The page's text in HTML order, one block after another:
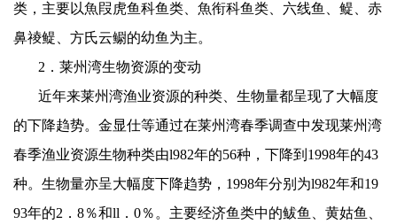
类，主要以魚叚虎鱼科鱼类、魚衔科鱼类、六线鱼、鳀、赤
鼻祾鳀、方氏云鳚的幼鱼为主。
2 ．莱州湾生物资源的变动
近年来莱州湾渔业资源的种类、生物量都呈现了大幅度
的下降趋势。金显仕等通过在莱州湾春季调查中发现莱州湾
春季渔业资源生物种类由l982年的56种，下降到 1998年的43
种。生物量亦呈大幅度下降趋势， 1998年分别为l982年和19
93年的2 ． 8％和ll ． 0％。主要经济鱼类中的鲅鱼、黄姑鱼、